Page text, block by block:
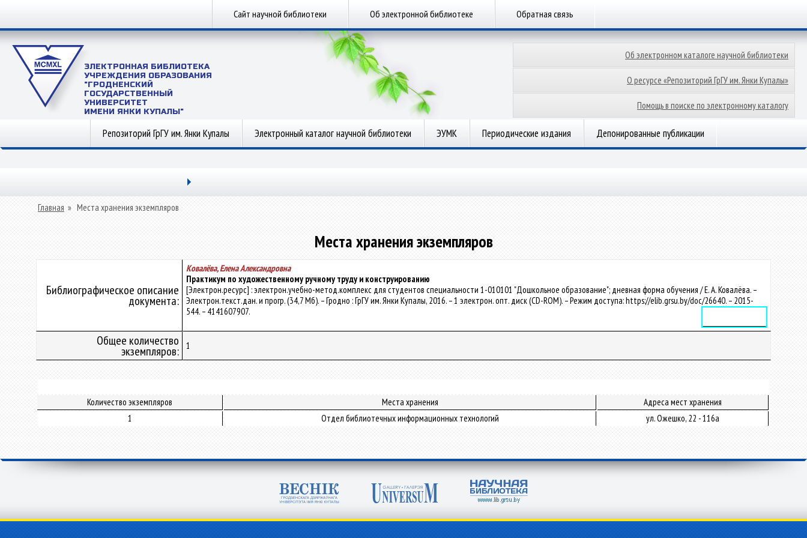
Сайт научной библиотеки Об электронной библиотеке Обратная связь
ЭЛЕКТРОННАЯ БИБЛИОТЕКА
УЧРЕЖДЕНИЯ ОБРАЗОВАНИЯ
"ГРОДНЕНСКИЙ
ГОСУДАРСТВЕННЫЙ
УНИВЕРСИТЕТ
ИМЕНИ ЯНКИ КУПАЛЫ"
Об электронном каталоге научной библиотеки
О ресурсе «Репозиторий ГрГУ им. Янки Купалы»
Помощь в поиске по электронному каталогу
Репозиторий ГрГУ им. Янки Купалы Электронный каталог научной библиотеки ЭУМК Периодические издания Депонированные публикации
Главная » Места хранения экземпляров
Места хранения экземпляров
Библиографическое описание
документа:
Ковалёва, Елена Александровна
Практикум по художественному ручному труду и конструированию
[Электрон.ресурс] : электрон.учебно-метод.комплекс для студентов специальности 1-010101 "Дошкольное образование"; дневная форма обучения / Е. А. Ковалёва. –
Электрон.текст.дан. и прогр. (34,7 Мб). – Гродно : ГрГУ им. Янки Купалы, 2016. – 1 электрон. опт. диск (CD-ROM). – Режим доступа: https://elib.grsu.by/doc/26640. – 2015-
544. – 4141607907.
Общее количество
экземпляров: 1
Количество экземпляров Места хранения
Адреса мест хранения
1
Отдел библиотечных информационных технологий ул. Ожешко, 22 - 116а